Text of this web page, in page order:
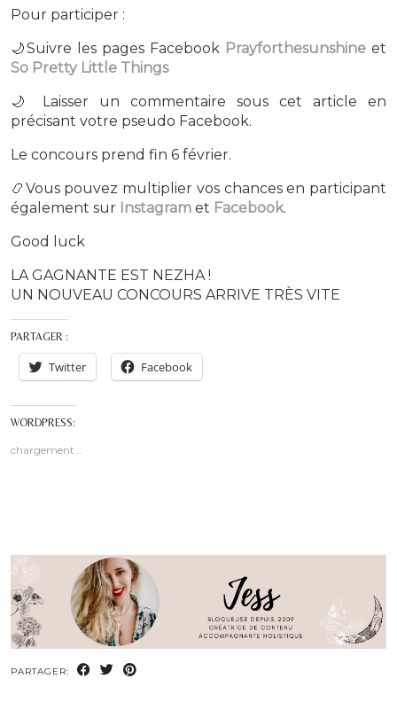
Pour participer :
🌙Suivre les pages Facebook Prayforthesunshine et
So Pretty Little Things
🌙 Laisser un commentaire sous cet article en
précisant votre pseudo Facebook.
Le concours prend fin 6 février.
📿Vous pouvez multiplier vos chances en participant
également sur Instagram et Facebook.
Good luck
LA GAGNANTE EST NEZHA !
UN NOUVEAU CONCOURS ARRIVE TRÈS VITE
PARTAGER :
Twitter Facebook
WORDPRESS:
chargement…
PARTAGER: